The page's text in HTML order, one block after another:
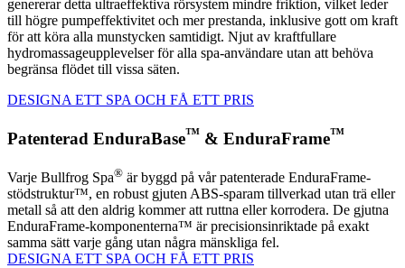
genererar detta ultraeffektiva rörsystem mindre friktion, vilket leder
till högre pumpeffektivitet och mer prestanda, inklusive gott om kraft
för att köra alla munstycken samtidigt. Njut av kraftfullare
hydromassageupplevelser för alla spa-användare utan att behöva
begränsa flödet till vissa säten.
DESIGNA ETT SPA OCH FÅ ETT PRIS
Patenterad EnduraBase™ & EnduraFrame™
Varje Bullfrog Spa® är byggd på vår patenterade EnduraFrame-
stödstruktur™, en robust gjuten ABS-sparam tillverkad utan trä eller
metall så att den aldrig kommer att ruttna eller korrodera. De gjutna
EnduraFrame-komponenterna™ är precisionsinriktade på exakt
samma sätt varje gång utan några mänskliga fel.
DESIGNA ETT SPA OCH FÅ ETT PRIS